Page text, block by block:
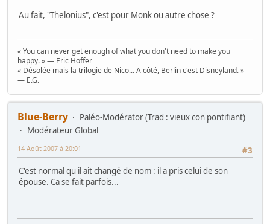
Au fait, "Thelonius", c'est pour Monk ou autre chose ?
« You can never get enough of what you don't need to make you
happy. » — Eric Hoffer
« Désolée mais la trilogie de Nico... A côté, Berlin c'est Disneyland. »
— E.G.
Blue-Berry
Paléo-Modérator (Trad : vieux con pontifiant)
Modérateur Global
#3
14 Août 2007 à 20:01
C'est normal qu'il ait changé de nom : il a pris celui de son
épouse. Ca se fait parfois...